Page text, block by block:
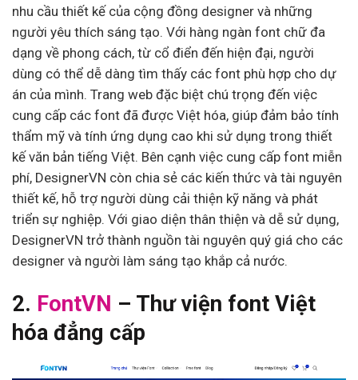
nhu cầu thiết kế của cộng đồng designer và những
người yêu thích sáng tạo. Với hàng ngàn font chữ đa
dạng về phong cách, từ cổ điển đến hiện đại, người
dùng có thể dễ dàng tìm thấy các font phù hợp cho dự
án của mình. Trang web đặc biệt chú trọng đến việc
cung cấp các font đã được Việt hóa, giúp đảm bảo tính
thẩm mỹ và tính ứng dụng cao khi sử dụng trong thiết
kế văn bản tiếng Việt. Bên cạnh việc cung cấp font miễn
phí, DesignerVN còn chia sẻ các kiến thức và tài nguyên
thiết kế, hỗ trợ người dùng cải thiện kỹ năng và phát
triển sự nghiệp. Với giao diện thân thiện và dễ sử dụng,
DesignerVN trở thành nguồn tài nguyên quý giá cho các
designer và người làm sáng tạo khắp cả nước.
2. FontVN – Thư viện font Việt
hóa đẳng cấp